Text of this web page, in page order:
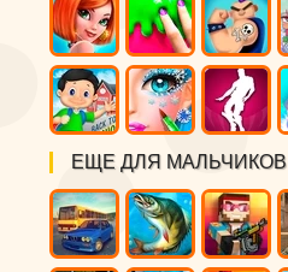
ЕЩЕ ДЛЯ МАЛЬЧИКОВ